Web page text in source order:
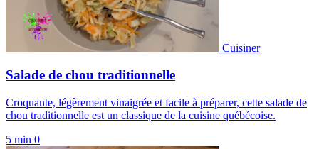
Cuisiner
Salade de chou traditionnelle
Croquante, légèrement vinaigrée et facile à préparer, cette salade de
chou traditionnelle est un classique de la cuisine québécoise.
5 min 0